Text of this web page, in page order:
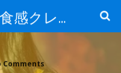
ザックザクの新食感クレープ|CREPE & CAFE Hi5
Comments